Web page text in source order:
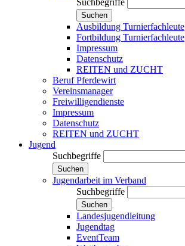
Suchbegriffe
Suchen
Ausbildung Turnierfachleute
Fortbildung Turnierfachleute
Impressum
Datenschutz
REITEN und ZUCHT
Beruf Pferdewirt
Vereinsmanager
Freiwilligendienste
Impressum
Datenschutz
REITEN und ZUCHT
Jugend
Suchbegriffe
Suchen
Jugendarbeit im Verband
Suchbegriffe
Suchen
Landesjugendleitung
Jugendtag
EventTeam